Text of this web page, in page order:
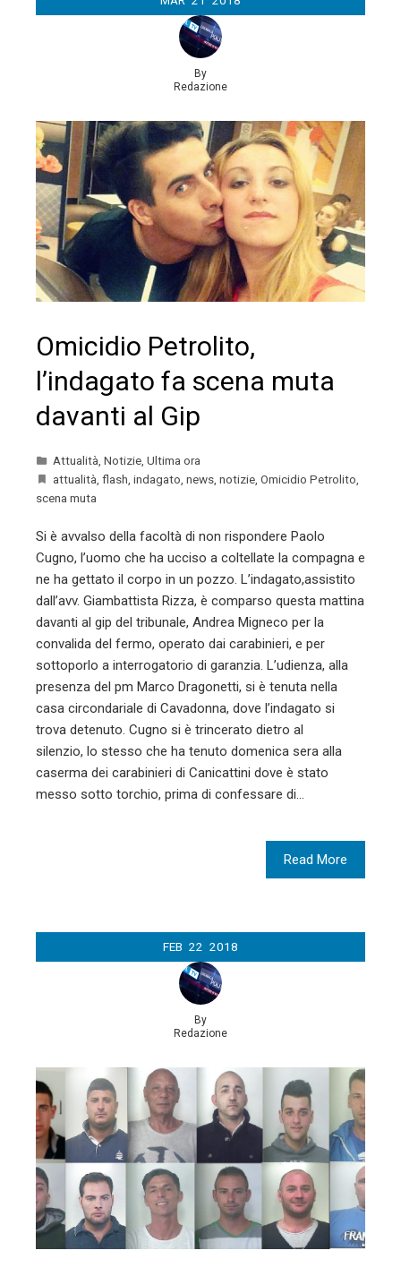
By
Redazione
Omicidio Petrolito,
l’indagato fa scena muta
davanti al Gip
Attualità Notizie Ultima ora
attualità flash indagato news notizie Omicidio Petrolito
scena muta
Si è avvalso della facoltà di non rispondere Paolo
Cugno, l’uomo che ha ucciso a coltellate la compagna e
ne ha gettato il corpo in un pozzo. L’indagato,assistito
dall’avv. Giambattista Rizza, è comparso questa mattina
davanti al gip del tribunale, Andrea Migneco per la
convalida del fermo, operato dai carabinieri, e per
sottoporlo a interrogatorio di garanzia. L’udienza, alla
presenza del pm Marco Dragonetti, si è tenuta nella
casa circondariale di Cavadonna, dove l’indagato si
trova detenuto. Cugno si è trincerato dietro al
silenzio, lo stesso che ha tenuto domenica sera alla
caserma dei carabinieri di Canicattini dove è stato
messo sotto torchio, prima di confessare di…
Read More
FEB 22 2018
By
Redazione